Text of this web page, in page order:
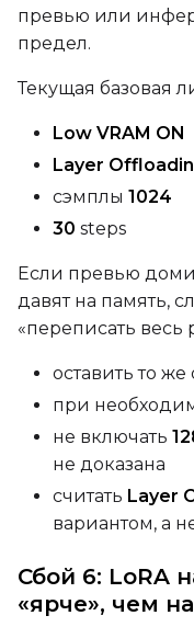
превью или
предел.
Текущая базовая
Low VRAM ON
Layer
сэмплы 1024
30 steps
Если превью
давят на память,
«переписать весь
оставить то
при
не включать
не доказана
считать Layer
вариантом, а
Сбой 6: LoRA
«ярче», чем